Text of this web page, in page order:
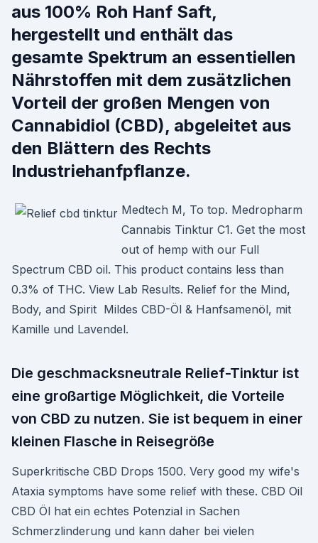
aus 100% Roh Hanf Saft,
hergestellt und enthält das
gesamte Spektrum an essentiellen
Nährstoffen mit dem zusätzlichen
Vorteil der großen Mengen von
Cannabidiol (CBD), abgeleitet aus
den Blättern des Rechts
Industriehanfpflanze.
Medtech M, To top. Medropharm
Cannabis Tinktur C1. Get the most
out of hemp with our Full
Spectrum CBD oil. This product contains less than
0.3% of THC. View Lab Results. Relief for the Mind,
Body, and Spirit Mildes CBD-Öl & Hanfsamenöl, mit
Kamille und Lavendel.
Die geschmacksneutrale Relief-Tinktur ist
eine großartige Möglichkeit, die Vorteile
von CBD zu nutzen. Sie ist bequem in einer
kleinen Flasche in Reisegröße
Superkritische CBD Drops 1500. Very good my wife's
Ataxia symptoms have some relief with these. CBD Oil
CBD Öl hat ein echtes Potenzial in Sachen
Schmerzlinderung und kann daher bei vielen